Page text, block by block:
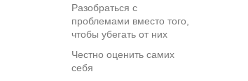
Разобраться с
проблемами вместо того,
чтобы убегать от них
Честно оценить самих
себя